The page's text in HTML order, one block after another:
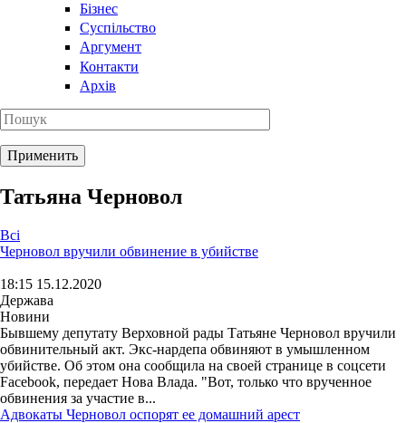
Бізнес
Суспільство
Аргумент
Контакти
Архів
Татьяна Черновол
Всі
Черновол вручили обвинение в убийстве
18:15 15.12.2020
Держава
Новини
Бывшему депутату Верховной рады Татьяне Черновол вручили
обвинительный акт. Экс-нардепа обвиняют в умышленном
убийстве. Об этом она сообщила на своей странице в соцсети
Facebook, передает Нова Влада. "Вот, только что врученное
обвинения за участие в...
Адвокаты Черновол оспорят ее домашний арест